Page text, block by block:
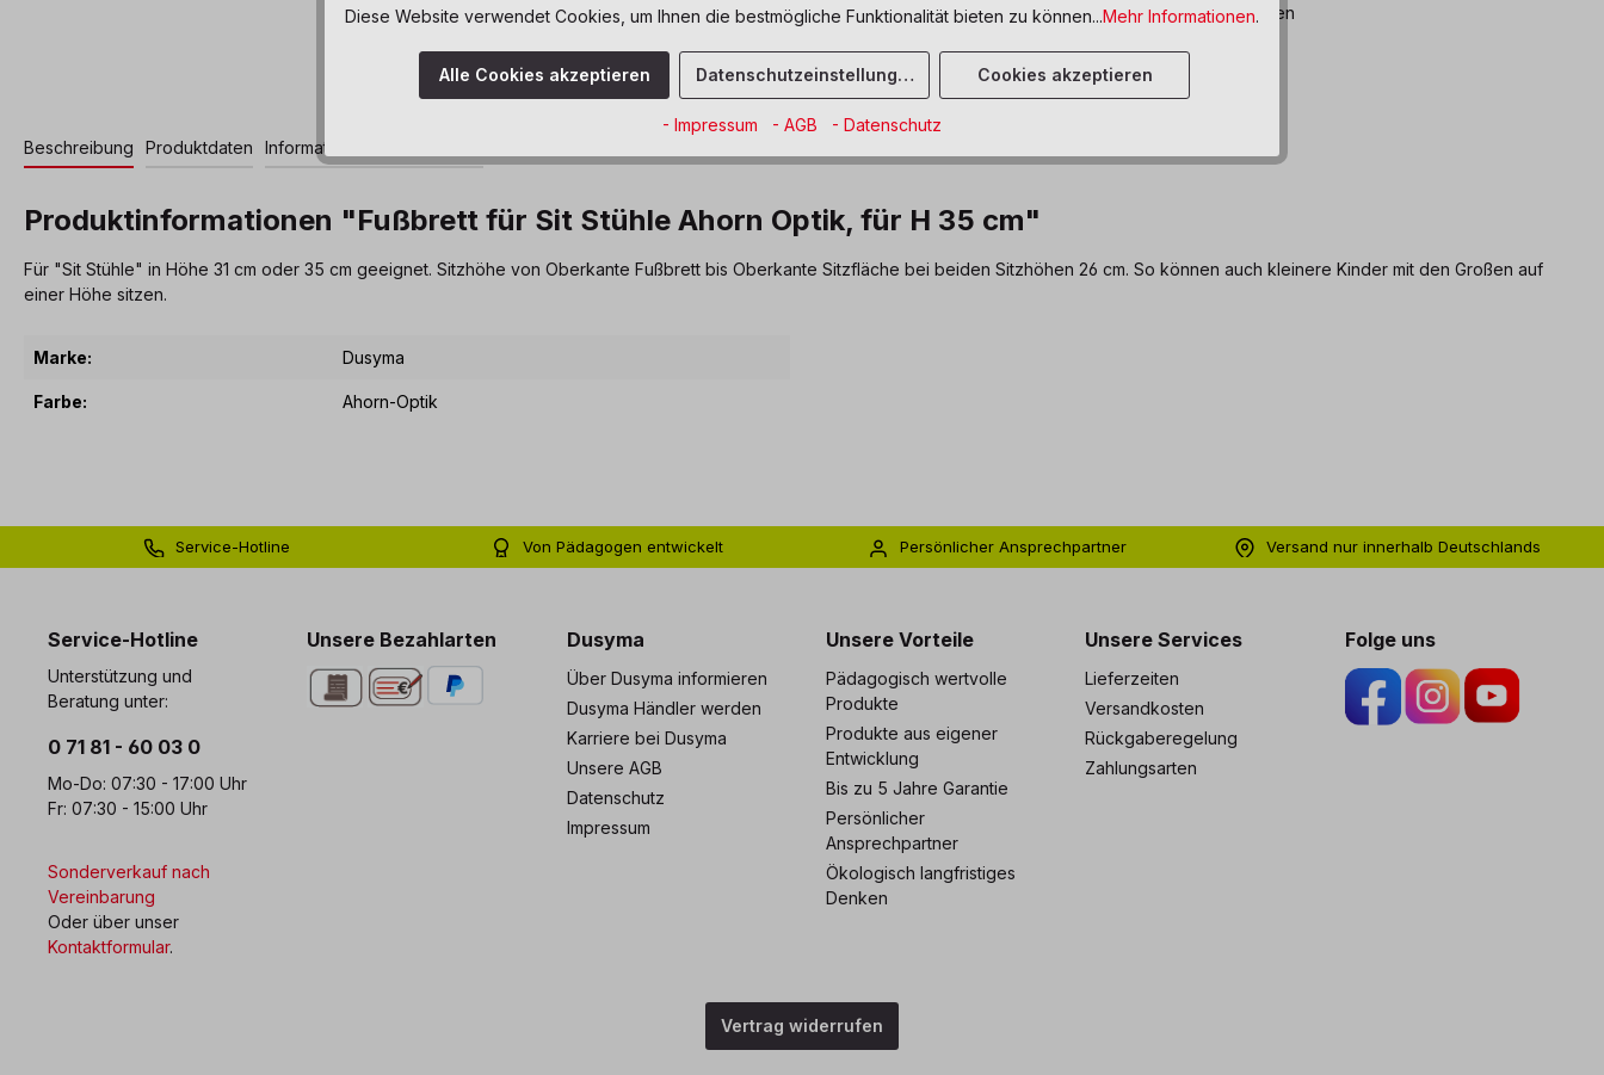
Sofort verfügbar, Lieferzeit: 8-12 Wochen
Zum Merkzettel hinzufügen
Beschreibung Produktdaten Informationen und Hinweise
Produktinformationen "Fußbrett für Sit Stühle Ahorn Optik, für H 35 cm"
Für "Sit Stühle" in Höhe 31 cm oder 35 cm geeignet. Sitzhöhe von Oberkante Fußbrett bis Oberkante Sitzfläche bei beiden Sitzhöhen 26 cm. So können auch kleinere Kinder mit den Großen auf
einer Höhe sitzen.
Marke: Dusyma
Farbe: Ahorn-Optik
Service-Hotline
Von Pädagogen entwickelt
Persönlicher Ansprechpartner
Versand nur innerhalb Deutschlands
Service-Hotline
Unterstützung und
Beratung unter:
0 71 81 - 60 03 0
Mo-Do: 07:30 - 17:00 Uhr
Fr: 07:30 - 15:00 Uhr
Sonderverkauf nach
Vereinbarung
Oder über unser
Kontaktformular.
Unsere Bezahlarten Dusyma
Über Dusyma informieren
Dusyma Händler werden
Karriere bei Dusyma
Unsere AGB
Datenschutz
Impressum
Unsere Vorteile
Pädagogisch wertvolle
Produkte
Produkte aus eigener
Entwicklung
Bis zu 5 Jahre Garantie
Persönlicher
Ansprechpartner
Ökologisch langfristiges
Denken
Unsere Services
Lieferzeiten
Versandkosten
Rückgaberegelung
Zahlungsarten
Folge uns
Vertrag widerrufen
Diese Website verwendet Cookies, um Ihnen die bestmögliche Funktionalität bieten zu können...Mehr Informationen.
Alle Cookies akzeptieren Datenschutzeinstellungen Cookies akzeptieren
- Impressum - AGB - Datenschutz